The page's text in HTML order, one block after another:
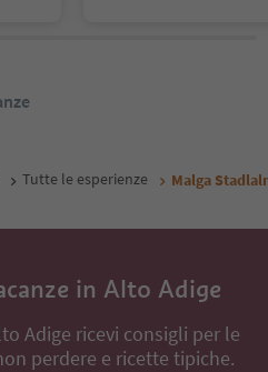
Tutte le esperienze Malga
in Alto Adige
Adige ricevi consigli per le
perdere e ricette tipiche.